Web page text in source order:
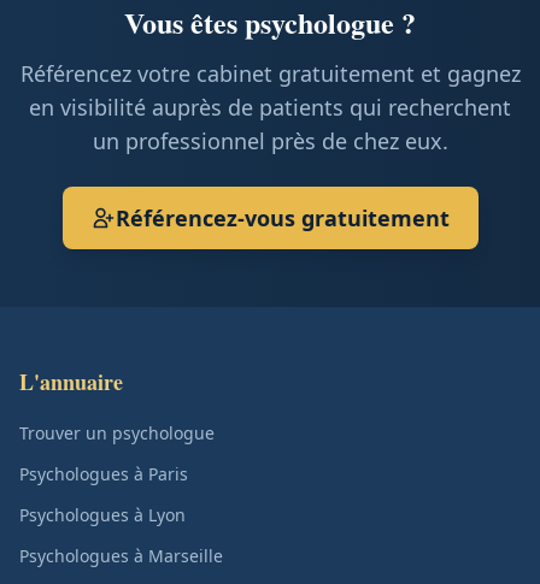
Vous êtes psychologue ?
Référencez votre cabinet gratuitement et gagnez
en visibilité auprès de patients qui recherchent
un professionnel près de chez eux.
Référencez-vous gratuitement
L'annuaire
Trouver un psychologue
Psychologues à Paris
Psychologues à Lyon
Psychologues à Marseille